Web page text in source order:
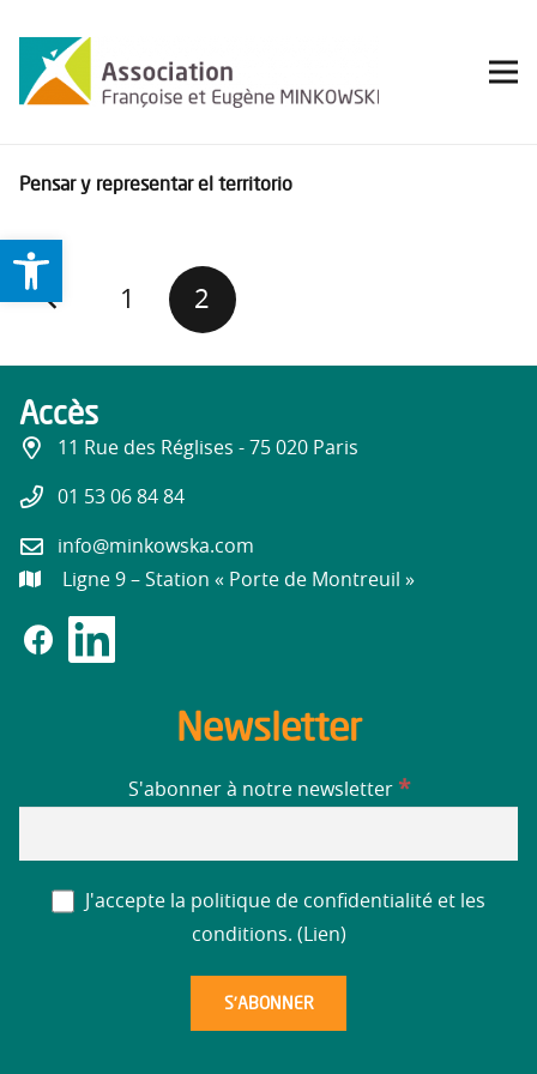
Ouvrir la barre d’outils
Pensar y representar el territorio
1 2
Accès
11 Rue des Réglises - 75 020 Paris
01 53 06 84 84
info@minkowska.com
Ligne 9 – Station « Porte de Montreuil »
Newsletter
S'abonner à notre newsletter *
J'accepte la politique de confidentialité et les
conditions. ( Lien)